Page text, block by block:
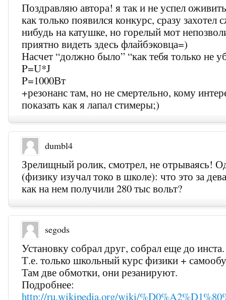
Поздравляю автора! я так и не успел
как только появился конкурс, сразу захотел
нибудь на катушке, но горелый мот
приятно видеть здесь флайбэковца=)
Насчет “должно было” “как тебя только не
P=U*J
P=1000Вт
+резонанс там, но не смертельно, кому
показать как я лапал стимеры;)
dumbl4
Зрелищный ролик, смотрел, не отрываясь!
(физику изучал токо в школе): что это за
как на нем получили 280 тыс вольт?
segods
Установку собрал друг, собрал еще до инста.
Т.е. только школьный курс физики +
Там две обмотки, они резанируют.
Подробнее:
http://ru.wikipedia.org/wiki/